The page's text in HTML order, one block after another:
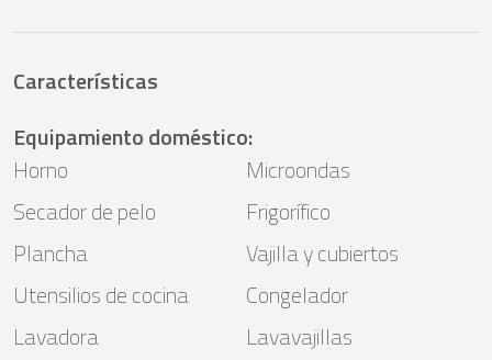
Características
Equipamiento doméstico:
Horno
Microondas
Secador de pelo
Frigorífico
Plancha
Vajilla y cubiertos
Utensilios de cocina
Congelador
Lavadora
Lavavajillas